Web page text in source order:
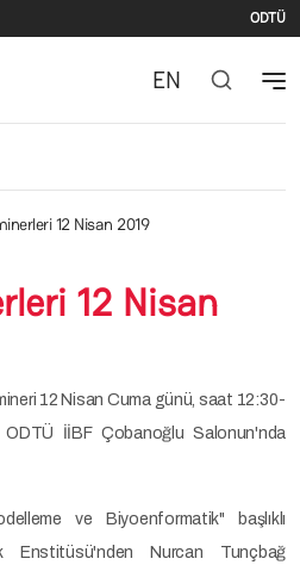
ODTÜ
EN
12 Nisan 2019
12 Nisan
12 Nisan Cuma günü, saat 12:30-
ODTÜ İİBF Çobanoğlu Salonun'nda
ve Biyoenformatik" başlıklı
Enstitüsü'nden Nurcan Tunçbağ